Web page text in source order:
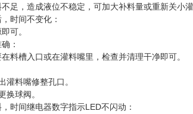
，造成液位不稳定，可加大补料量或重新关小
时间不变化：
可。
：
槽入口或在灌料嘴里，检查并清理干净即可。
料嘴修整孔口。
球阀。
间继电器数字指示LED不闪动：